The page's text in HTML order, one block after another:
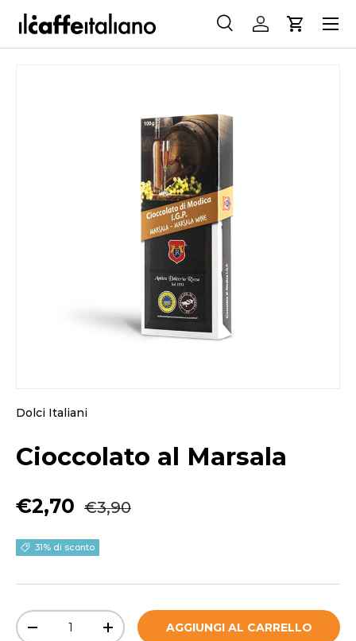
PASSA AI CONTENUTI
Cerca
CercaAccediCarrello
Menu
Dolci Italiani
Cioccolato al Marsala
Prezzo di vendita
€2,70 Prezzo normale
€3,90
31% di sconto
Q.tà
DIMINUIRE LA QUANTITÀAUMENTA LA QUANTITÀ
AGGIUNGI AL CARRELLO